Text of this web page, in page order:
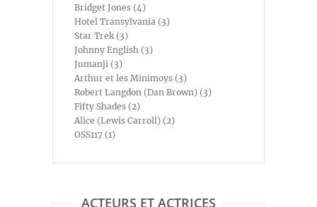
Bridget Jones (4)
Hotel Transylvania (3)
Star Trek (3)
Johnny English (3)
Jumanji (3)
Arthur et les Minimoys (3)
Robert Langdon (Dan Brown) (3)
Fifty Shades (2)
Alice (Lewis Carroll) (2)
OSS117 (1)
ACTEURS ET ACTRICES